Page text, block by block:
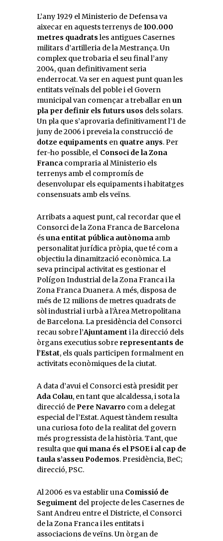
L’any 1929 el Ministerio de Defensa va
aixecar en aquests terrenys de 100.000
metres quadratsles antigues Casernes
militars d’artilleria de la Mestrança. Un
complex que trobaria el seu final l’any
2004, quan definitivament seria
enderrocat. Va ser en aquest punt quan les
entitats veïnals del poble i el Govern
municipal van començar a treballar enun
pla per definir els futurs usos dels solars.
Un pla que s’aprovaria definitivament l’1 de
juny de 2006 i preveia la construcció de
dotze equipaments en quatre anys. Per
fer-ho possible, el Consoci de la Zona
Franca compraria al Ministerio els
terrenys amb el compromís de
desenvolupar els equipaments i habitatges
consensuats amb els veïns.
Arribats a aquest punt, cal recordar que el
Consorci de la Zona Franca de Barcelona
ésuna entitat pública autònoma amb
personalitat jurídica pròpia, que té com a
objectiu la dinamització econòmica. La
seva principal activitat es gestionar el
Polígon Industrial de la Zona Franca i la
Zona Franca Duanera. A més, disposa de
més de 12 milions de metres quadrats de
sòl industrial i urbà a l’Àrea Metropolitana
de Barcelona. La presidència del Consorci
recau sobre l’Ajuntament i la direcció dels
òrgans executius sobre representants de
l’Estat, els quals participen formalment en
activitats econòmiques de la ciutat.
A data d’avui el Consorci està presidit per
Ada Colau, en tant que alcaldessa, i sota la
direcció dePere Navarro com a delegat
especial de l’Estat. Aquest tàndem resulta
una curiosa foto de la realitat del govern
més progressista de la història. Tant, que
resulta que qui mana és el PSOE i al cap de
taula s’asseu Podemos. Presidència, BeC;
direcció, PSC.
Al 2006 es va establir una Comissió de
Seguiment del projecte de les Casernes de
Sant Andreu entre el Districte, el Consorci
de la Zona Franca i les entitats i
associacions de veïns. Un òrgan de